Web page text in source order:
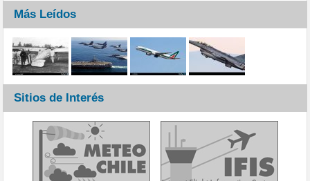
Más Leídos
Sitios de Interés